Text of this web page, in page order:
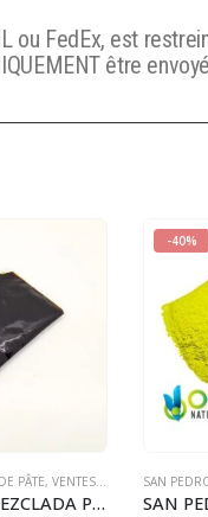
ou FedEx, est
être
PÂTE, VENTES (COURRIER NATIONAL)
AYAHUASCA MEZCLADA PÂTE / 10gr à 1kg - [Ayahuasca + Chacruna +/- Chaliponga] / Vigne Ayahuasca - Yage - 100% Pure
-40%
SAN